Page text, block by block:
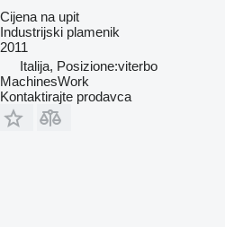
Cijena na upit
Industrijski plamenik
2011
Italija, Posizione:viterbo
MachinesWork
Kontaktirajte prodavca